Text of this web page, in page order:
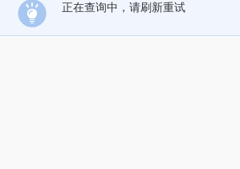
正在查询中，请刷新重试